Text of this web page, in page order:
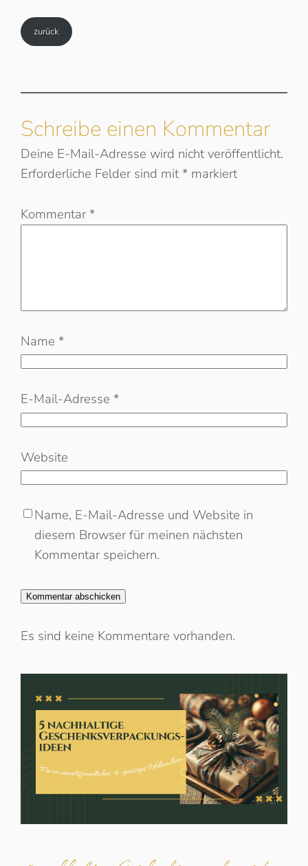
zurück
Schreibe einen Kommentar
Deine E-Mail-Adresse wird nicht veröffentlicht.
Erforderliche Felder sind mit* markiert
Kommentar*
Name *
E-Mail-Adresse *
Website
Name, E-Mail-Adresse und Website in
diesem Browser für meinen nächsten
Kommentar speichern.
Es sind keine Kommentare vorhanden.